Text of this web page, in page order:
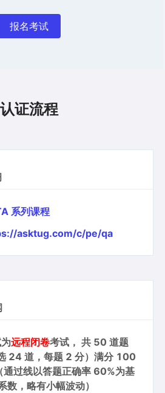
报名考试
认证流程
系列课程
asktug.com/c/pe/qa
远程闭卷考试， 共 50 道题
24 道，每题 2 分）满分 100
过线以答题正确率 60%为基
数，略有小幅波动）